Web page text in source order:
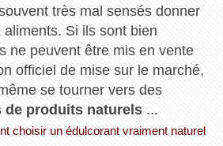
très mal sensés donner
Si ils sont bien
ne peuvent être mis en vente
officiel de mise sur le marché,
se tourner vers des
produits naturels...
choisir un édulcorant vraiment naturel